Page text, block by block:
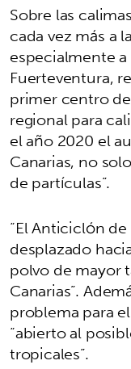
Sobre las
cada vez más a
especialmente
Fuerteventura,
primer centro
regional para
el año 2020 el
Canarias, no
de partículas”.
“El Anticiclón
desplazado
polvo de mayor
Canarias”.
problema para
“abierto al
tropicales”.